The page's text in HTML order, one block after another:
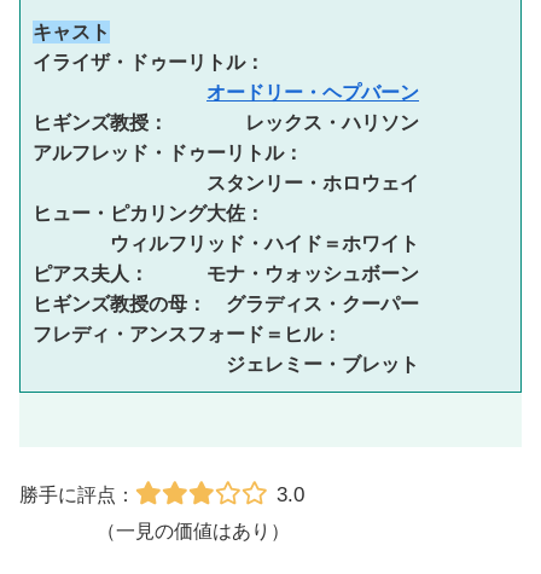
キャスト
イライザ・ドゥーリトル：
オードリー・ヘプバーン
ヒギンズ教授：　　　　レックス・ハリソン
アルフレッド・ドゥーリトル：
スタンリー・ホロウェイ
ヒュー・ピカリング大佐：
ウィルフリッド・ハイド＝ホワイト
ピアス夫人：　　　モナ・ウォッシュボーン
ヒギンズ教授の母：　グラディス・クーパー
フレディ・アンスフォード＝ヒル：
ジェレミー・ブレット
勝手に評点： 3.0
（一見の価値はあり）